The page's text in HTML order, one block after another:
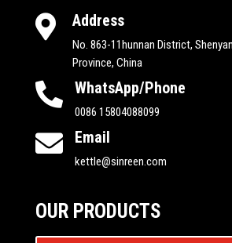
 Address
No. 863-11hunnan District,
Province, China
 WhatsApp/Phone
0086 15804088099
 Email
kettle@sinreen.com
OUR PRODUCTS